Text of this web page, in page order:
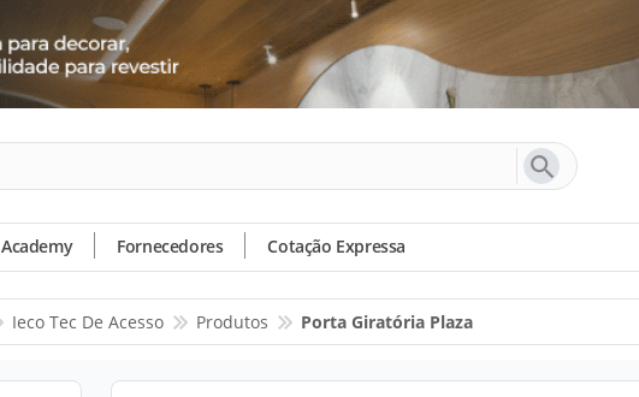
Academy Fornecedores Cotação Expressa
Ieco Tec De Acesso Produtos Porta Giratória Plaza